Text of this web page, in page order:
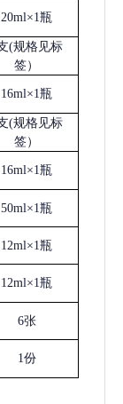
20ml×1瓶
(规格见标
签）
16ml×1瓶
(规格见标
签）
16ml×1瓶
50ml×1瓶
12ml×1瓶
12ml×1瓶
6张
1份